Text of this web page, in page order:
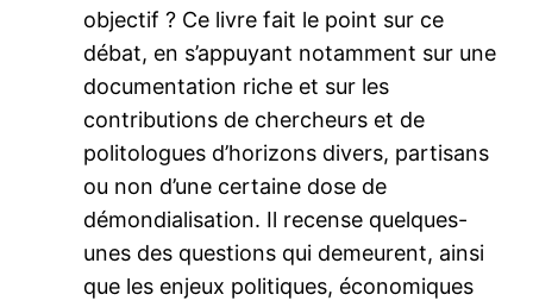
objectif ? Ce livre fait le point sur ce
débat, en s’appuyant notamment sur une
documentation riche et sur les
contributions de chercheurs et de
politologues d’horizons divers, partisans
ou non d’une certaine dose de
démondialisation. Il recense quelques-
unes des questions qui demeurent, ainsi
que les enjeux politiques, économiques